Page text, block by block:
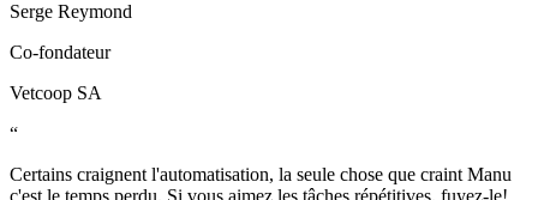
Serge Reymond
Co-fondateur
Vetcoop SA
“
Certains craignent l'automatisation, la seule chose que craint Manu